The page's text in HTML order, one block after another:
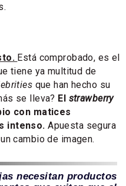
Está comprobado, es el
tiene ya multitud de
que han hecho su
se lleva? El strawberry
con matices
intenso. Apuesta segura
cambio de imagen.
necesitan productos